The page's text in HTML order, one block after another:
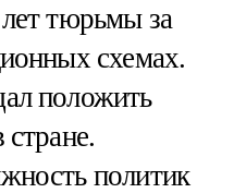
тюрьмы за
схемах.
положить
политик